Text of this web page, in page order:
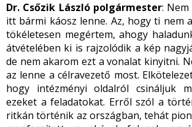
Dr. Csőzik László polgármester:
itt bármi káosz lenne. Az, hogy ti nem
tökéletesen megértem, ahogy
átvételében ki is rajzolódik a kép
de nem akarom ezt a vonalat kinyitni.
az lenne a célravezető most.
hogy intézményi oldalról csináljuk
ezeket a feladatokat. Erről szól a
ritkán történik az országban, tehát